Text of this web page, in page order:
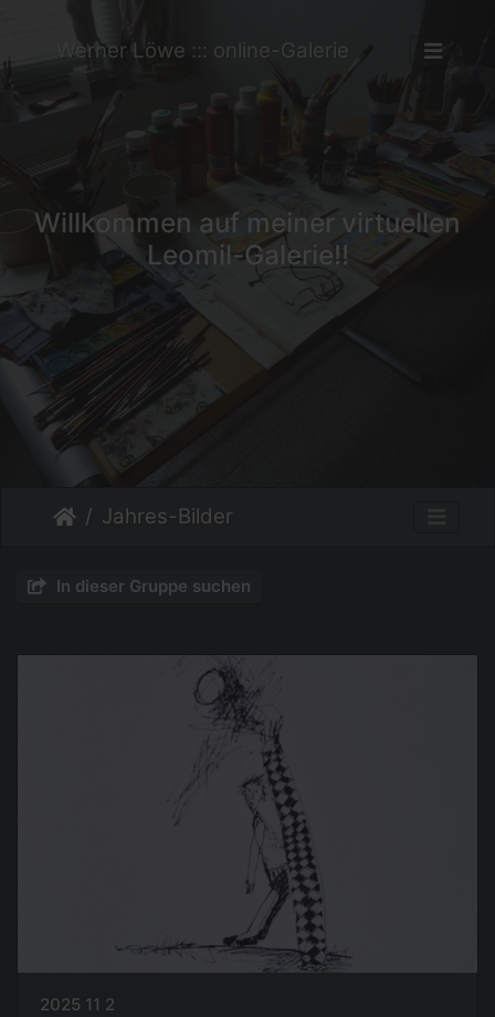
Werner Löwe ::: online-Galerie
Willkommen auf meiner virtuellen
Leomil-Galerie!!
Jahres-Bilder
In dieser Gruppe suchen
2025 11 2